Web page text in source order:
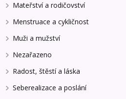
Mateřství a rodičovství
Menstruace a cykličnost
Muži a mužství
Nezařazeno
Radost, štěstí a láska
Seberealizace a poslání